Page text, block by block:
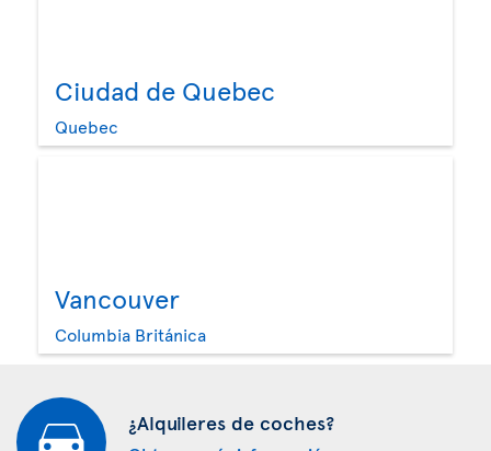
Ciudad de Quebec
Quebec
Vancouver
Columbia Británica
¿Alquileres de coches?